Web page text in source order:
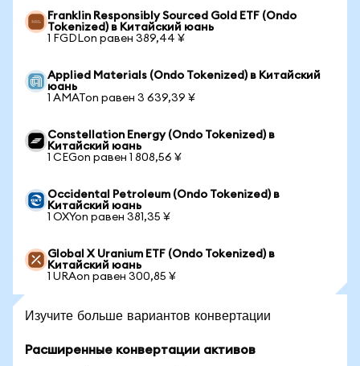
Franklin Responsibly Sourced Gold ETF (Ondo
Tokenized) в Китайский юань
1 FGDLon равен 389,44 ¥
Applied Materials (Ondo Tokenized) в Китайский
юань
1 AMATon равен 3 639,39 ¥
Constellation Energy (Ondo Tokenized) в
Китайский юань
1 CEGon равен 1 808,56 ¥
Occidental Petroleum (Ondo Tokenized) в
Китайский юань
1 OXYon равен 381,35 ¥
Global X Uranium ETF (Ondo Tokenized) в
Китайский юань
1 URAon равен 300,85 ¥
Изучите больше вариантов конвертации
Расширенные конвертации активов